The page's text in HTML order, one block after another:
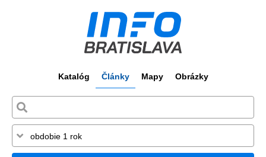
Katalóg Články Mapy Obrázky